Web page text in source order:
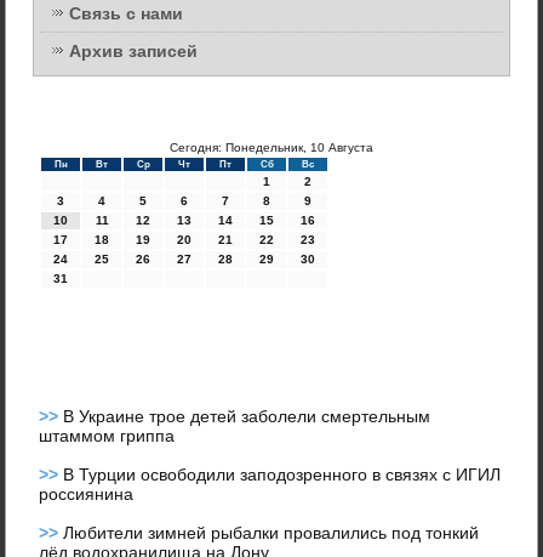
Связь с нами
Архив записей
Сегодня: Понедельник, 10 Августа
Пн Вт Ср Чт Пт Сб Вс
1
2
3
4 5 6 7 8
9
10
11 12 13 14 15
16
17
18 19 20 21 22
23
24
25 26 27 28 29
30
31
>> В Украине трое детей заболели смертельным
штаммом гриппа
>> В Турции освободили заподозренного в связях с ИГИЛ
россиянина
>>Любители зимней рыбалки провалились под тонкий
лёд водохранилища на Дону